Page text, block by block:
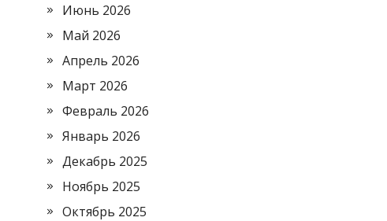
Июнь 2026
Май 2026
Апрель 2026
Март 2026
Февраль 2026
Январь 2026
Декабрь 2025
Ноябрь 2025
Октябрь 2025